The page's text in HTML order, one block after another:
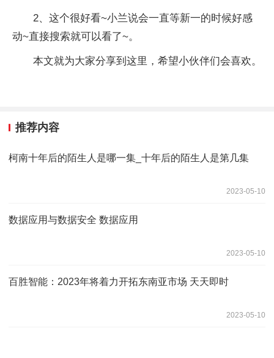
2、这个很好看~小兰说会一直等新一的时候好感
动~直接搜索就可以看了~。
本文就为大家分享到这里，希望小伙伴们会喜欢。
推荐内容
柯南十年后的陌生人是哪一集_十年后的陌生人是第几集
2023-05-10
数据应用与数据安全 数据应用
2023-05-10
百胜智能：2023年将着力开拓东南亚市场 天天即时
2023-05-10